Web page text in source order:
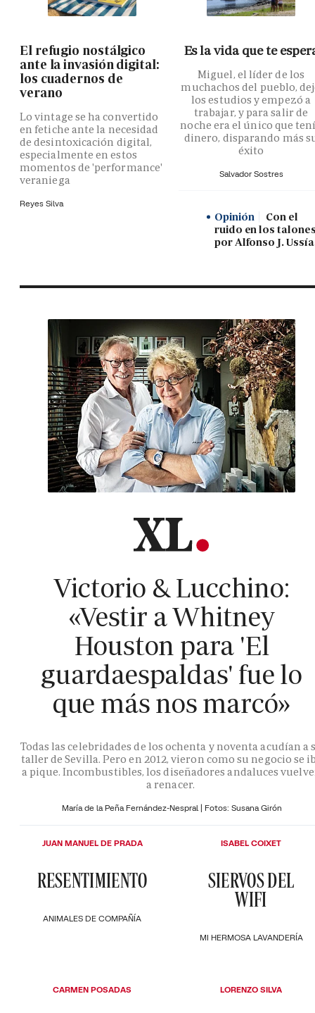
El refugio nostálgico
ante la invasión digital:
los cuadernos de
verano
Lo vintage se ha convertido
en fetiche ante la necesidad
de desintoxicación digital,
especialmente en estos
momentos de 'performance'
veraniega
Reyes Silva
Es la vida que te
Miguel, el líder de los
muchachos del pueblo,
los estudios y empezó a
trabajar, y para salir de
noche era el único que
dinero, disparando más
éxito
Salvador Sostres
Opinión
Con el
ruido en los
por Alfonso J. Ussía
Victorio & Lucchino:
«Vestir a Whitney
Houston para 'El
guardaespaldas' fue lo
que más nos marcó»
Todas las celebridades de los ochenta y noventa acudían a
taller de Sevilla. Pero en 2012, vieron como su negocio se
a pique. Incombustibles, los diseñadores andaluces
a renacer.
María de la Peña Fernández-Nespral | Fotos: Susana Girón
ANIMALES DE COMPAÑÍA
RESENTIMIENTO
JUAN MANUEL DE PRADA
MI HERMOSA LAVANDERÍA
SIERVOS DEL
WIFI
ISABEL COIXET
CARMEN POSADAS LORENZO SILVA